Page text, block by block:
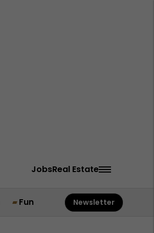
JobsReal Estate
Fun Newsletter